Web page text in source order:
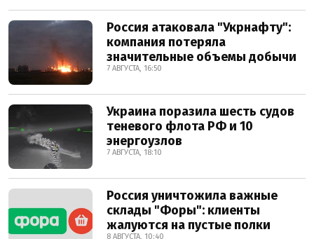
Россия атаковала "Укрнафту":
компания потеряла
значительные объемы добычи
7 АВГУСТА, 16:50
Украина поразила шесть судов
теневого флота РФ и 10
энергоузлов
7 АВГУСТА, 18:10
Россия уничтожила важные
склады "Форы": клиенты
жалуются на пустые полки
8 АВГУСТА, 10:40